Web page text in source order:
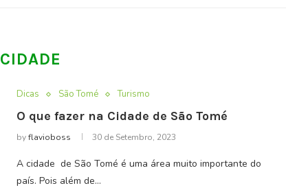
CIDADE
Dicas São Tomé Turismo
O que fazer na Cidade de São Tomé
byflavioboss 30 de Setembro, 2023
A cidade de São Tomé é uma área muito importante do
país. Pois além de…